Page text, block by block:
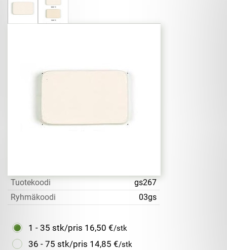
Tuotekoodi
gs267
Ryhmäkoodi
03gs
1 - 35 stk/pris 16,50 €/stk
36 - 75 stk/pris 14,85 €/stk